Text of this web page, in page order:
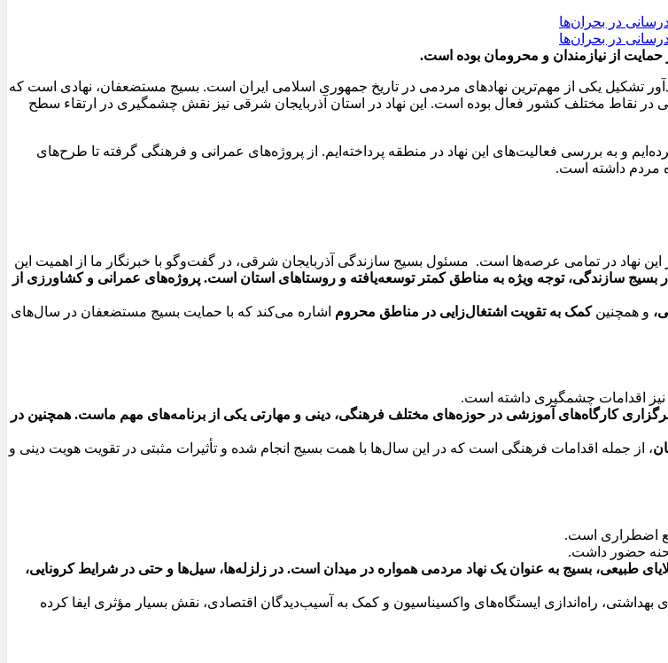
از نیازمندان و محرومان بوده است.
تشکیل یکی از مهم‌ترین نهادهای مردمی در تاریخ جمهوری اسلامی ایران است. بسیج مستضعفان، نهادی است که
در نقاط مختلف کشور فعال بوده است. این نهاد در استان آذربایجان شرقی نیز نقش چشمگیری در ارتقاء سطح
و به بررسی فعالیت‌های این نهاد در منطقه پرداخته‌ایم. از پروژه‌های عمرانی و فرهنگی گرفته تا طرح‌های
مردم داشته است.
نهاد در تمامی عرصه‌ها است. مسئول بسیج سازندگی آذربایجان شرقی، در گفت‌وگو با خبرنگار ما از اهمیت این
بسیج سازندگی، توجه ویژه به مناطق کمتر توسعه‌یافته و روستاهای استان است. پروژه‌های عمرانی و کشاورزی از
و همچنینکمک به تقویت اشتغال‌زایی در مناطق محروم اشاره می‌کند که با حمایت بسیج مستضعفان در سال‌های
نیز اقدامات چشمگیری داشته است.
کارگاه‌های آموزشی در حوزه‌های مختلف فرهنگی، دینی و مهارتی یکی از برنامه‌های مهم ماست. همچنین در
، از جمله اقدامات فرهنگی است که در این سال‌ها با همت بسیج انجام شده و تأثیرات مثبتی در تقویت هویت دینی و
اضطراری است.
حضور داشت.
طبیعی، بسیج به عنوان یک نهاد مردمی همواره در میدان است. در زلزله‌ها، سیل‌ها و حتی در شرایط کرونایی،
راه‌اندازی ایستگاه‌های واکسیناسیون و کمک به آسیب‌دیدگان اقتصادی، نقش بسیار مؤثری ایفا کرده